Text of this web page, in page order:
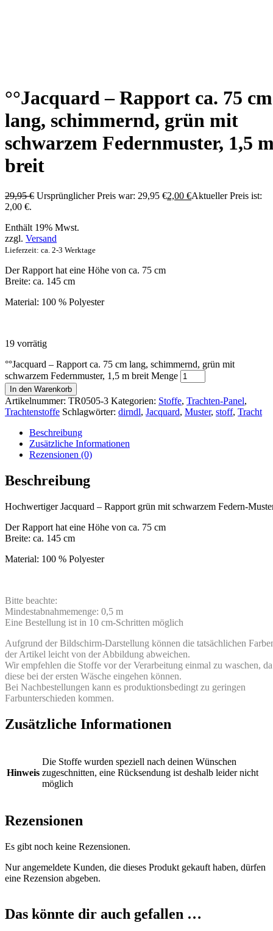
°°Jacquard – Rapport ca. 75 cm
lang, schimmernd, grün mit
schwarzem Federnmuster, 1,5
breit
29,95€ Ursprünglicher Preis war: 29,95 €2,00 €Aktueller Preis ist:
2,00 €.
Enthält 19% Mwst.
zzgl. Versand
Lieferzeit: ca. 2-3 Werktage
Der Rapport hat eine Höhe von ca. 75 cm
Breite: ca. 145 cm
Material: 100 % Polyester
19 vorrätig
°°Jacquard – Rapport ca. 75 cm lang, schimmernd, grün mit
schwarzem Federnmuster, 1,5 m breit Menge
In den Warenkorb
Artikelnummer: TR0505-3 Kategorien: Stoffe, Trachten-Panel,
Trachtenstoffe Schlagwörter: dirndl, Jacquard, Muster, stoff, Tracht
Beschreibung
Zusätzliche Informationen
Rezensionen (0)
Beschreibung
Hochwertiger Jacquard – Rapport grün mit schwarzem Federn-
Der Rapport hat eine Höhe von ca. 75 cm
Breite: ca. 145 cm
Material: 100 % Polyester
Bitte beachte:
Mindestabnahmemenge: 0,5 m
Eine Bestellung ist in 10 cm-Schritten möglich
Aufgrund der Bildschirm-Darstellung können die tatsächlichen
der Artikel leicht von der Abbildung abweichen.
Wir empfehlen die Stoffe vor der Verarbeitung einmal zu waschen, da
diese bei der ersten Wäsche eingehen können.
Bei Nachbestellungen kann es produktionsbedingt zu geringen
Farbunterschieden kommen.
Zusätzliche Informationen
Hinweis
Die Stoffe wurden speziell nach deinen Wünschen
zugeschnitten, eine Rücksendung ist deshalb leider nicht
möglich
Rezensionen
Es gibt noch keine Rezensionen.
Nur angemeldete Kunden, die dieses Produkt gekauft haben, dürfen
eine Rezension abgeben.
Das könnte dir auch gefallen …